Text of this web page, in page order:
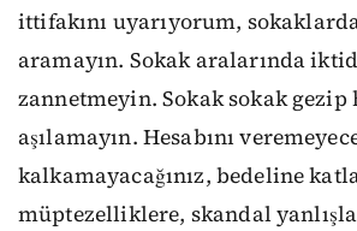
ittifakını uyarıyorum,
aramayın. Sokak aralarında
zannetmeyin. Sokak sokak
aşılamayın. Hesabını
kalkamayacağınız, bedeline
müptezelliklere, skandal